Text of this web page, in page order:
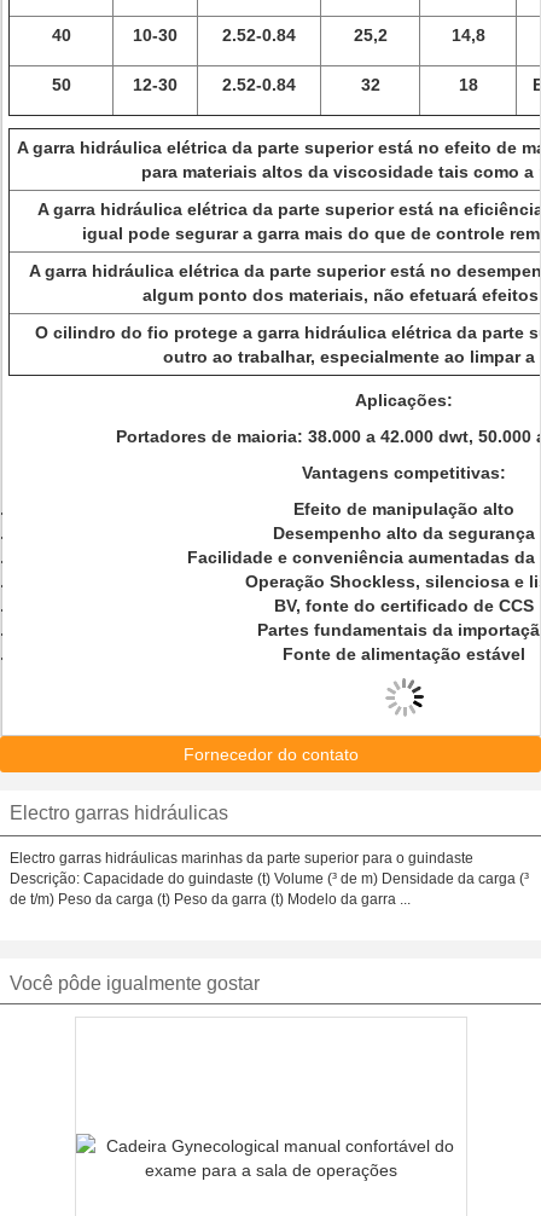
40 10-30 2.52-0.84 25,2 14,8
50 12-30 2.52-0.84 32 18
A garra hidráulica elétrica da parte superior está no efeito de
para materiais altos da viscosidade tais como
A garra hidráulica elétrica da parte superior está na
igual pode segurar a garra mais do que de controle
A garra hidráulica elétrica da parte superior está no
algum ponto dos materiais, não efetuará
O cilindro do fio protege a garra hidráulica elétrica da parte
outro ao trabalhar, especialmente ao limpar a
Aplicações:
Portadores de maioria: 38.000 a 42.000 dwt, 50.000
Vantagens competitivas:
Efeito de manipulação alto
Desempenho alto da segurança
Facilidade e conveniência aumentadas da
Operação Shockless, silenciosa e
BV, fonte do certificado de CCS
Partes fundamentais da
Fonte de alimentação estável
Fornecedor do contato
Electro garras hidráulicas
Electro garras hidráulicas marinhas da parte superior para o guindaste
Descrição: Capacidade do guindaste (t) Volume (³ de m) Densidade da carga (³
de t/m) Peso da carga (t) Peso da garra (t) Modelo da garra ...
Você pôde igualmente gostar